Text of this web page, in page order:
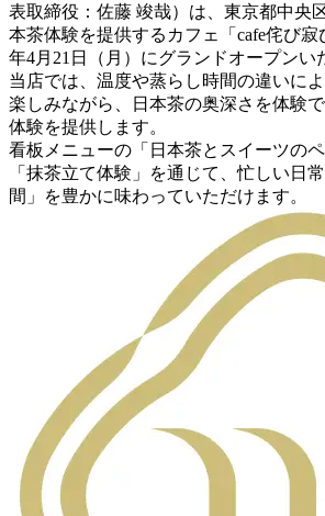
表取締役：佐藤 竣哉）は、東京都中央
本茶体験を提供するカフェ「cafe侘び寂
年4月21日（月）にグランドオープンい
当店では、温度や蒸らし時間の違いに
楽しみながら、日本茶の奥深さを体験
体験を提供します。
看板メニューの「日本茶とスイーツの
「抹茶立て体験」を通じて、忙しい日
間」を豊かに味わっていただけます。